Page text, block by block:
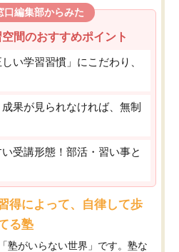
口編集部からみた
間のおすすめポイント
い学習習慣」にこだわり、
果が見られなければ、無制
受講形態！部活・習い事と
得によって、自律して歩
る塾
塾がいらない世界」です。塾な